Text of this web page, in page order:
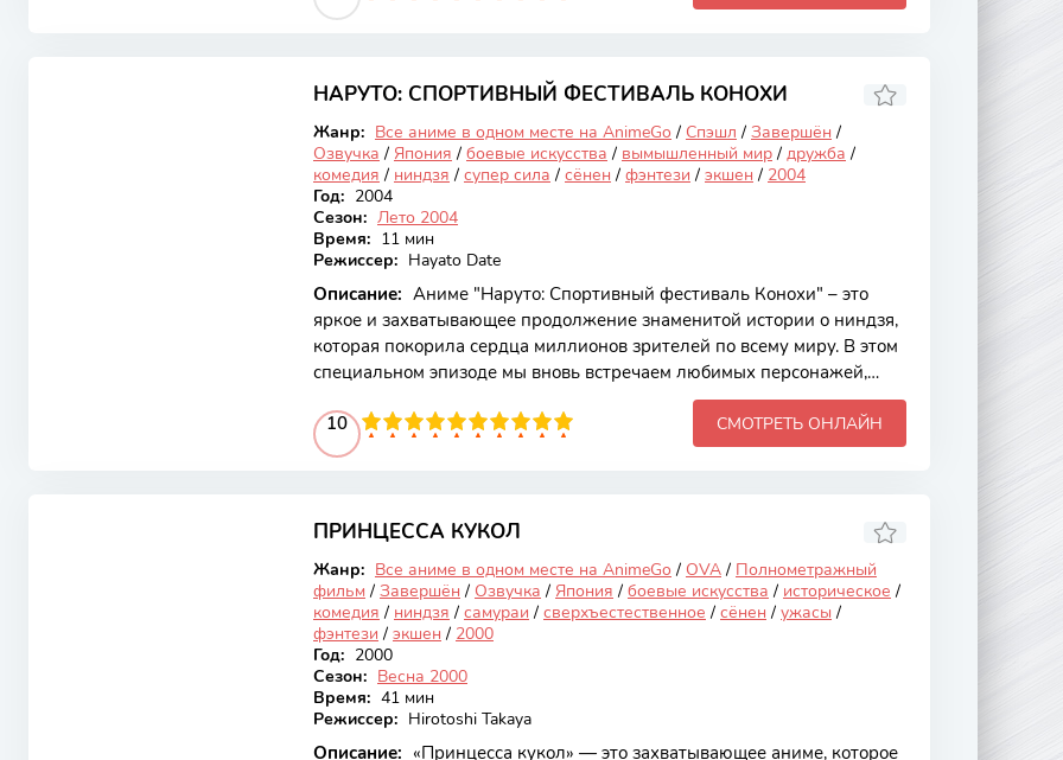
своих одноклассников, сталкиваясь с различными вызовами, которые
разворачивается в стенах старшей школы, где Скет
НАРУТО: СПОРТИВНЫЙ ФЕСТИВАЛЬ КОНОХИ
Жанр: Все аниме в одном месте на AnimeGo / Спэшл / Завершён /
Озвучка / Япония / боевые искусства / вымышленный мир / дружба /
комедия / ниндзя / супер сила / сёнен / фэнтези / экшен / 2004
Год: 2004
Сезон: Лето 2004
Время: 11 мин
Режиссер: Hayato Date
Описание: Аниме "Наруто: Спортивный фестиваль Конохи" – это
яркое и захватывающее продолжение знаменитой истории о ниндзя,
которая покорила сердца миллионов зрителей по всему миру. В этом
специальном эпизоде мы вновь встречаем любимых персонажей,
которые участвуют в захватывающих соревнованиях, демонстрируя
не только свои боевые навыки, но и командный дух, дружбу и
преданность. Спортивный фестиваль становится не просто
Основной сюжет аниме разворачивается вокруг
10
4 5 6 7 8 9 10 СМОТРЕТЬ ОНЛАЙН
ПРИНЦЕССА КУКОЛ
Жанр: Все аниме в одном месте на AnimeGo / OVA / Полнометражный
фильм / Завершён / Озвучка / Япония / боевые искусства / историческое /
комедия / ниндзя / самураи / сверхъестественное / сёнен / ужасы /
фэнтези / экшен / 2000
Год: 2000
Сезон: Весна 2000
Время: 41 мин
Режиссер: Hirotoshi Takaya
Описание: «Принцесса кукол» — это захватывающее аниме, которое